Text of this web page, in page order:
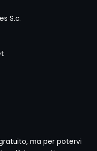
S.c.
ma per potervi